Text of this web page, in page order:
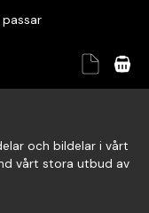
och bildelar i vårt
vårt stora utbud av